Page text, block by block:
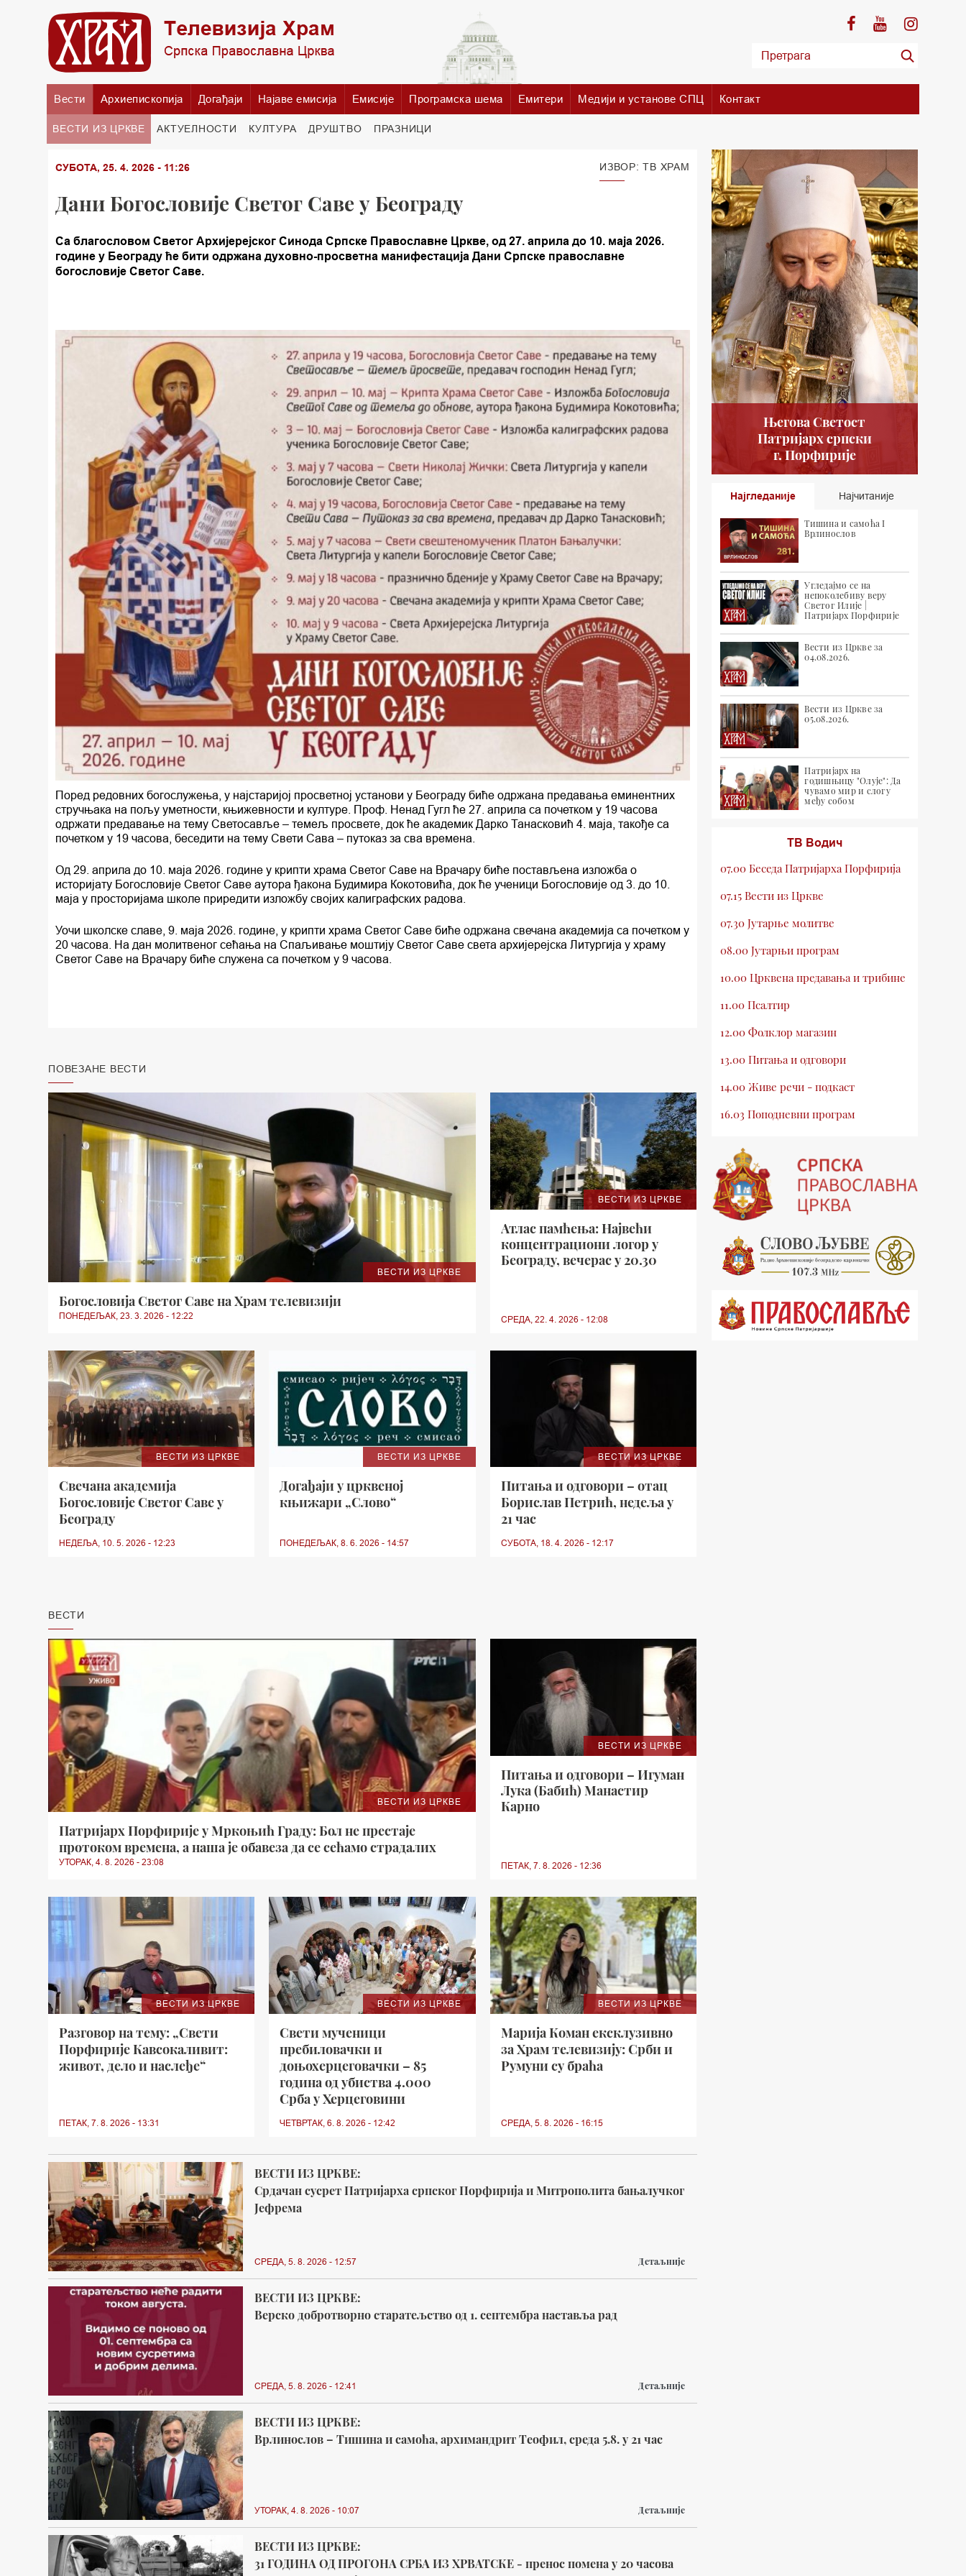
Вести Архиепископија Догађаји Најаве емисија Емисије Програмска шема Емитери Медији и установе СПЦ Контакт
ВЕСТИ ИЗ ЦРКВЕ АКТУЕЛНОСТИ КУЛТУРА ДРУШТВО ПРАЗНИЦИ
СУБОТА, 25. 4. 2026 - 11:26 ИЗВОР: TВ ХРАМ
Дани Богословије Светог Саве у Београду
Са благословом Светог Архијерејског Синода Српске Православне Цркве, од 27. априла до 10. маја 2026.
године у Београду ће бити одржана духовно-просветна манифестација Дани Српске православне
богословије Светог Саве.
Поред редовних богослужења, у најстаријој просветној установи у Београду биће одржана предавања еминентних
стручњака на пољу уметности, књижевности и културе. Проф. Ненад Гугл ће 27. априла са почетком у 19 часова
одржати предавање на тему Светосавље – темељ просвете, док ће академик Дарко Танасковић 4. маја, такође са
почетком у 19 часова, беседити на тему Свети Сава – путоказ за сва времена.
Од 29. априла до 10. маја 2026. године у крипти храма Светог Саве на Врачару биће постављена изложба о
историјату Богословије Светог Саве аутора ђакона Будимира Кокотовића, док ће ученици Богословије од 3. до 10.
маја у просторијама школе приредити изложбу својих калиграфских радова.
Уочи школске славе, 9. маја 2026. године, у крипти храма Светог Саве биће одржана свечана академија са почетком у
20 часова. На дан молитвеног сећања на Спаљивање моштију Светог Саве света архијерејска Литургија у храму
Светог Саве на Врачару биће служена са почетком у 9 часова.
ПОВЕЗАНЕ ВЕСТИ
ВЕСТИ ИЗ ЦРКВЕ
Богословија Светог Саве на Храм телевизији
ПОНЕДЕЉАК, 23. 3. 2026 - 12:22
ВЕСТИ ИЗ ЦРКВЕ
Атлас памћења: Највећи
концентрациони логор у
Београду, вечерас у 20.30
СРЕДА, 22. 4. 2026 - 12:08
ВЕСТИ ИЗ ЦРКВЕ
Свечана академија
Богословије Светог Саве у
Београду
НЕДЕЉА, 10. 5. 2026 - 12:23
ВЕСТИ ИЗ ЦРКВЕ
Догађаји у црквеној
књижари „Слово“
ПОНЕДЕЉАК, 8. 6. 2026 - 14:57
ВЕСТИ ИЗ ЦРКВЕ
Питања и одговори – отац
Борислав Петрић, недеља у
21 час
СУБОТА, 18. 4. 2026 - 12:17
ВЕСТИ
ВЕСТИ ИЗ ЦРКВЕ
Патријарх Порфирије у Мркоњић Граду: Бол не престаје
протоком времена, а наша је обавеза да се сећамо страдалих
УТОРАК, 4. 8. 2026 - 23:08
ВЕСТИ ИЗ ЦРКВЕ
Питања и одговори – Игуман
Лука (Бабић) Манастир
Карно
ПЕТАК, 7. 8. 2026 - 12:36
ВЕСТИ ИЗ ЦРКВЕ
Разговор на тему: „Свети
Порфирије Кавсокаливит:
живот, дело и наслеђе“
ПЕТАК, 7. 8. 2026 - 13:31
ВЕСТИ ИЗ ЦРКВЕ
Свети мученици
пребиловачки и
доњохерцеговачки – 85
година од убиства 4.000
Срба у Херцеговини
ЧЕТВРТАК, 6. 8. 2026 - 12:42
ВЕСТИ ИЗ ЦРКВЕ
Марија Коман ексклузивно
за Храм телевизију: Срби и
Румуни су браћа
СРЕДА, 5. 8. 2026 - 16:15
ВЕСТИ ИЗ ЦРКВЕ:
Срдачан сусрет Патријарха српског Порфирија и Митрополита бањалучког
Јефрема
СРЕДА, 5. 8. 2026 - 12:57 Детаљније
ВЕСТИ ИЗ ЦРКВЕ:
Верско добротворно старатељство од 1. септембра наставља рад
СРЕДА, 5. 8. 2026 - 12:41 Детаљније
ВЕСТИ ИЗ ЦРКВЕ:
Врлинослов – Тишина и самоћа, архимандрит Теофил, среда 5.8. у 21 час
УТОРАК, 4. 8. 2026 - 10:07 Детаљније
ВЕСТИ ИЗ ЦРКВЕ:
31 ГОДИНА ОД ПРОГОНА СРБА ИЗ ХРВАТСКЕ - пренос помена у 20 часова
Његова Светост
Патријарх српски
г. Порфирије
Најгледаније Најчитаније
Тишина и самоћа I
Врлинослов
Угледајмо се на
непоколебиву веру
Светог Илије |
Патријарх Порфирије
Вести из Цркве за
04.08.2026.
Вести из Цркве за
05.08.2026.
Патријарх на
годишњицу "Олује": Да
чувамо мир и слогу
међу собом
ТВ Водич
07.00 Беседа Патријарха Порфирија
07.15 Вести из Цркве
07.30 Јутарње молитве
08.00 Јутарњи програм
10.00 Црквена предавања и трибине
11.00 Псалтир
12.00 Фолклор магазин
13.00 Питања и одговори
14.00 Живе речи - подкаст
16.03 Поподневни програм
19.03 Млади у Цркви
19.30 Вечерње молитве
20.00 Вести из Цркве
20.15 Реч архијереја
20.30 Хроника Архиепископије
21.03 Врлинослов
22.03 Црквена предавања и трибине